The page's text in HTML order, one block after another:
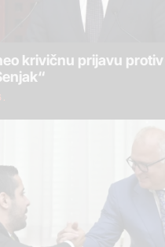
krivičnu prijavu